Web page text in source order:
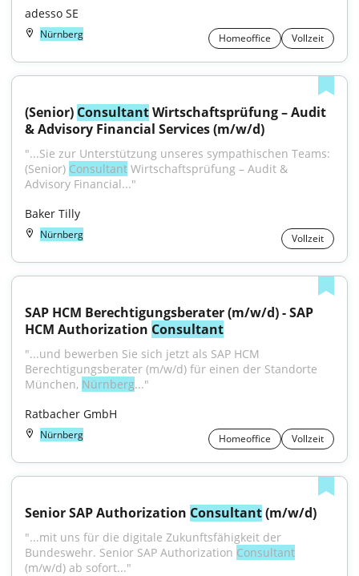
adesso SE
Nürnberg Homeoffice Vollzeit
(Senior) Consultant Wirtschaftsprüfung – Audit
& Advisory Financial Services (m/w/d)
"...Sie zur Unterstützung unseres sympathischen Teams:
(Senior) Consultant Wirtschaftsprüfung – Audit &
Advisory Financial..."
Baker Tilly
Nürnberg Vollzeit
SAP HCM Berechtigungsberater (m/w/d) - SAP
HCM Authorization Consultant
"...und bewerben Sie sich jetzt als SAP HCM
Berechtigungsberater (m/w/d) für einen der Standorte
München, Nürnberg..."
Ratbacher GmbH
Nürnberg Homeoffice Vollzeit
Senior SAP Authorization Consultant (m/w/d)
"...mit uns für die digitale Zukunftsfähigkeit der
Bundeswehr. Senior SAP Authorization Consultant
(m/w/d) ab sofort..."